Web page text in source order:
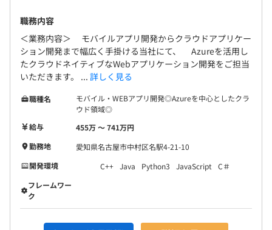
職務内容
＜業務内容＞ モバイルアプリ開発からクラウドアプリケー
ション開発まで幅広く手掛ける当社にて、 Azureを活用し
たクラウドネイティブなWebアプリケーション開発をご担当
いただきます。 ... 詳しく見る
職種名
モバイル・WEBアプリ開発◎Azureを中心としたクラ
ウド領域◎
給与
455万 〜 741万円
勤務地
愛知県名古屋市中村区名駅4-21-10
開発環境
C++ Java Python3 JavaScript C＃
フレームワー
ク